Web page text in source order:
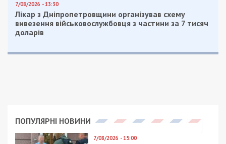
7/08/2026 - 13:30
Лікар з Дніпропетровщини організував схему
вивезення військовослужбовця з частини за 7 тисяч
доларів
ПОПУЛЯРНІ НОВИНИ
7/08/2026 - 15:00